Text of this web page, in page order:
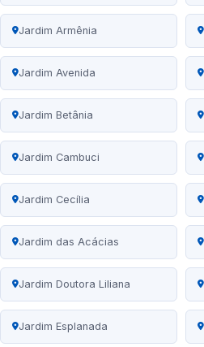
Jardim Armênia
Jardim Avenida
Jardim Betânia
Jardim Cambuci
Jardim Cecília
Jardim das Acácias
Jardim Doutora Liliana
Jardim Esplanada